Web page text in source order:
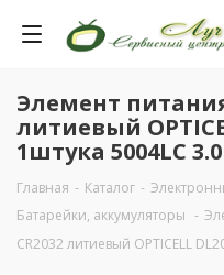
Элемент
литиевый
1штука 5004LC
Главная - Каталог -
Батарейки, аккумуляторы -
CR2032 литиевый OPTICELL